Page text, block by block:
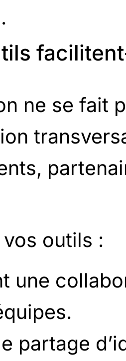
ne se fait
outils :
une
partage